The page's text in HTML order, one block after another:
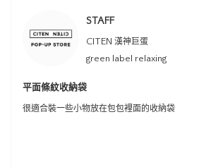
STAFF
CITEN 漢神巨蛋
green label relaxing
平面條紋收納袋
很適合裝一些小物放在包包裡面的收納袋